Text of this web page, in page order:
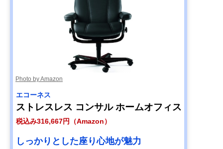
Photo by Amazon
エコーネス
ストレスレス コンサル ホームオフィス
税込み316,667円（Amazon）
しっかりとした座り心地が魅力